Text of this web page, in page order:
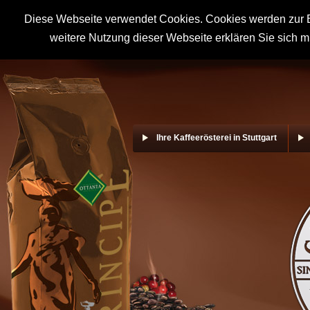
Diese Webseite verwendet Cookies. Cookies werden
weitere Nutzung dieser Webseite erklären Sie sich
Ihre Kaffeerösterei in Stuttgart